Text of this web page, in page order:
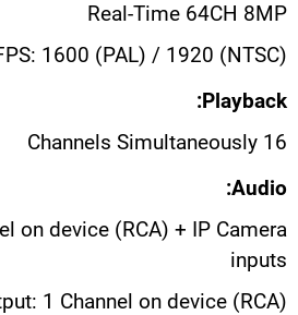
Real-Time 64CH 8MP
1600 (PAL) / 1920 (NTSC)
Playback:
16 Channels Simultaneously
Audio:
on device (RCA) + IP Camera
inputs
1 Channel on device (RCA)